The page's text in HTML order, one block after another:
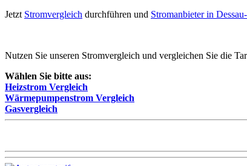
Jetzt Stromvergleich durchführen und Stromanbieter in
Nutzen Sie unseren Stromvergleich und vergleichen Sie die
Wählen Sie bitte aus:
Heizstrom Vergleich
Wärmepumpenstrom Vergleich
Gasvergleich